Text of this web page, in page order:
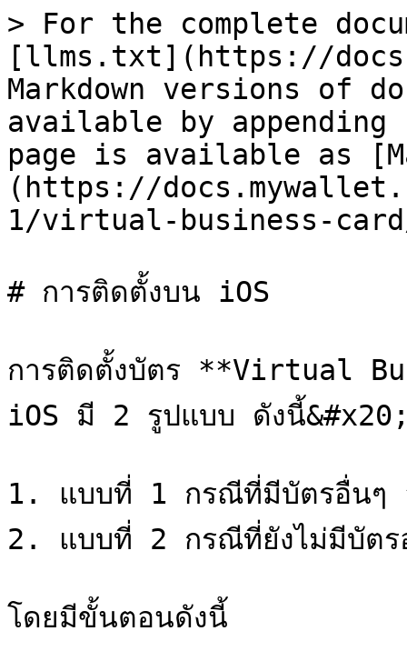
> For the complete
[llms.txt](https://
Markdown versions of
available by
page is available as
(https://
1/virtual-business-
# การติดตั้งบน iOS
การติดตั้งบัตร **Virtual
iOS มี 2 รูปแบบ ดังนี้
1. แบบที่ 1 กรณีที่มีบัตรอื่นๆ
2. แบบที่ 2 กรณีที่ยังไม่มีบัตร
โดยมีขั้นตอนดังนี้